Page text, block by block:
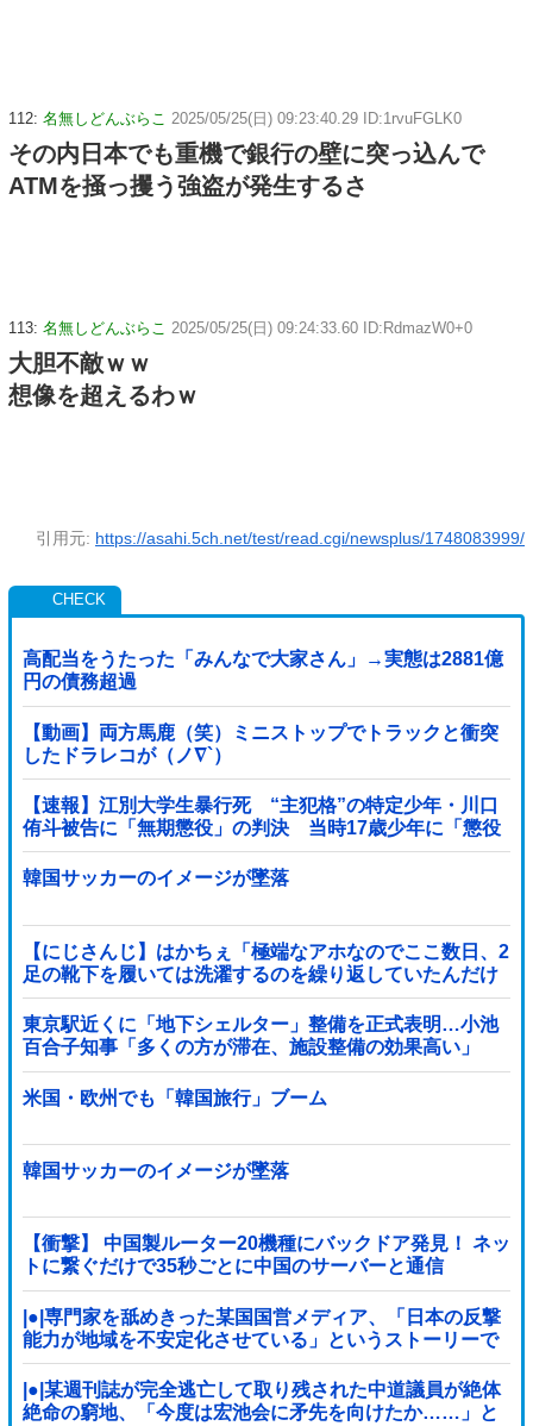
112: 名無しどんぶらこ 2025/05/25(日) 09:23:40.29 ID:1rvuFGLK0
その内日本でも重機で銀行の壁に突っ込んで
ATMを掻っ攫う強盗が発生するさ
113: 名無しどんぶらこ 2025/05/25(日) 09:24:33.60 ID:RdmazW0+0
大胆不敵ｗｗ
想像を超えるわｗ
引用元: https://asahi.5ch.net/test/read.cgi/newsplus/1748083999/
高配当をうたった「みんなで大家さん」→実態は2881億
円の債務超過
【動画】両方馬鹿（笑）ミニストップでトラックと衝突
したドラレコが（ノ∇`）
【速報】江別大学生暴行死 “主犯格”の特定少年・川口
侑斗被告に「無期懲役」の判決 当時17歳少年に「懲役
30年」の判決
韓国サッカーのイメージが墜落
【にじさんじ】はかちぇ「極端なアホなのでここ数日、2
足の靴下を履いては洗濯するのを繰り返していたんだけ
ど今日15足買った」他
東京駅近くに「地下シェルター」整備を正式表明…小池
百合子知事「多くの方が滞在、施設整備の効果高い」
米国・欧州でも「韓国旅行」ブーム
韓国サッカーのイメージが墜落
【衝撃】 中国製ルーター20機種にバックドア発見！ ネッ
トに繋ぐだけで35秒ごとに中国のサーバーと通信
|●|専門家を舐めきった某国国営メディア、「日本の反撃
能力が地域を不安定化させている」というストーリーで
番組制作を進めようとするも……
|●|某週刊誌が完全逃亡して取り残された中道議員が絶体
絶命の窮地、「今度は宏池会に矛先を向けたか……」と